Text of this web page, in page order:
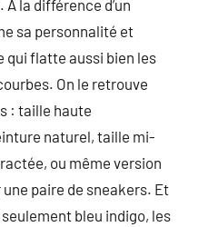
. À la différence d’un
sa personnalité et
qui flatte aussi bien les
On le retrouve
: taille haute
naturel, taille mi-
ou même version
paire de sneakers. Et
seulement bleu indigo, les